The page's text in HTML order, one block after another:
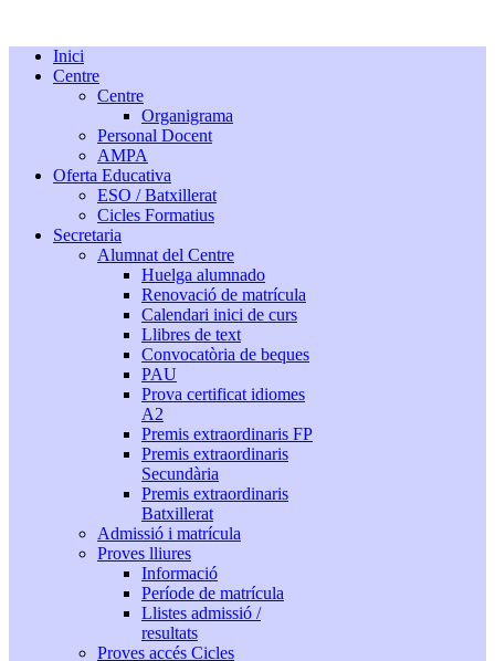
Inici
Centre
Centre
Organigrama
Personal Docent
AMPA
Oferta Educativa
ESO / Batxillerat
Cicles Formatius
Secretaria
Alumnat del Centre
Huelga alumnado
Renovació de matrícula
Calendari inici de curs
Llibres de text
Convocatòria de beques
PAU
Prova certificat idiomes
A2
Premis extraordinaris FP
Premis extraordinaris
Secundària
Premis extraordinaris
Batxillerat
Admissió i matrícula
Proves lliures
Informació
Període de matrícula
Llistes admissió /
resultats
Proves accés Cicles